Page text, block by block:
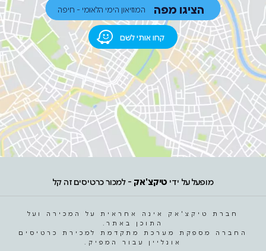
קחו אותי לשם
הציגו מפה המוזיאון הימי הלאומי - חיפה
מופעל על ידי טיקצ'אק - למכור כרטיסים זה קל
חברת טיקצ'אק אינה אחראית על המכירה ועל
התוכן באתר.
החברה מספקת מערכת מתקדמת למכירת כרטיסים
אונליין עבור המפיק.